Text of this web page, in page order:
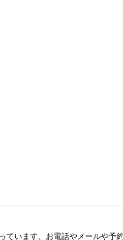
ています。お電話やメールや予